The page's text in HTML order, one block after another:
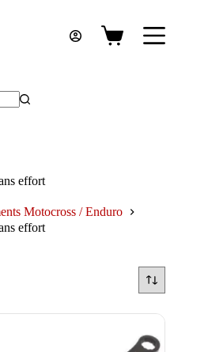
Panier
effort
Motocross / Enduro
effort